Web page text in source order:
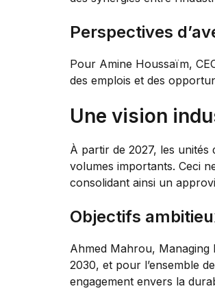
Perspectives
Pour Amine Houssaïm,
des emplois et des
Une vision
À partir de 2027, les
volumes importants. Ceci
consolidant ainsi un
Objectifs
Ahmed Mahrou,
2030, et pour l’ensemble
engagement envers la